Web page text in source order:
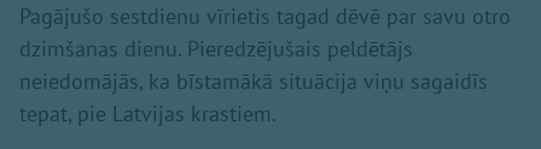
Pagājušo sestdienu vīrietis tagad dēvē par savu otro
dzimšanas dienu. Pieredzējušais peldētājs
neiedomājās, ka bīstamākā situācija viņu sagaidīs
tepat, pie Latvijas krastiem.